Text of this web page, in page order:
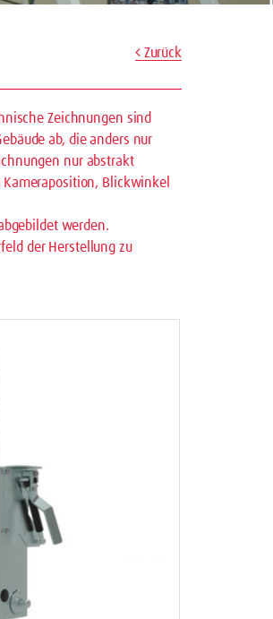
Zurück
Zeichnungen sind
ab, die anders nur
nur abstrakt
Blickwinkel
werden.
der Herstellung zu